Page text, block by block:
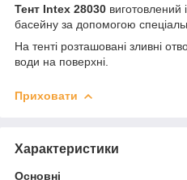
Тент Intex 28030 виготовлений
басейну за допомогою
На тенті розташовані зливні
води на поверхні.
Приховати
Характеристики
Основні